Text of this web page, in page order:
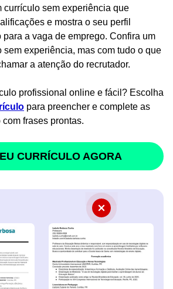
currículo sem experiência que
e mostra o seu perfil
a vaga de emprego. Confira um
sem experiência, mas com tudo o que
a atenção do recrutador.
profissional online e fácil? Escolha
para preencher e complete as
frases prontas.
CURRÍCULO AGORA